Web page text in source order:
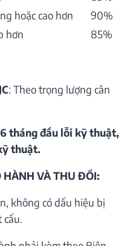
hoặc cao hơn
90%
hơn
85%
: Theo trọng lượng cân
tháng đầu lỗi kỹ thuật,
thuật.
HÀNH VÀ THU ĐỒI:
không có dấu hiệu bị
cấu.